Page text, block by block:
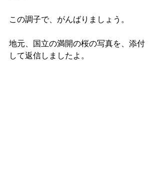
この調子で、がんばりましょう。
地元、国立の満開の桜の写真を、添付
して返信しましたよ。